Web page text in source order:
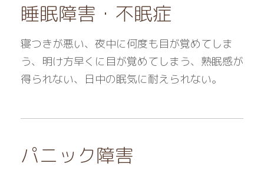
睡眠障害・不眠症
寝つきが悪い、夜中に何度も目が覚めてしま
う、明け方早くに目が覚めてしまう、熟眠感が
得られない、日中の眠気に耐えられない。
パニック障害